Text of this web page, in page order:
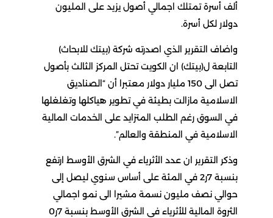
ألف أسرة تمتلك اجمالي أصول يزيد على المليون
دولار لكل أسرة.
واضاف التقرير الذي اصدرته شركة (بيتك للابحاث)
التابعة ل(بيتك) ان الكويت تحتل المركز الثالث بأصول
تصل الى 150 مليار دولار معتبرا أن “الصناديق
الاسلامية مازالت بطيئة في تطوير هياكلها وتغلغلها
في السوق رغم الطلب المتزايد على الخدمات المالية
الاسلامية في المنطقة والعالم”.
وذكر التقرير ان عدد الأثرياء في الشرق الأوسط ارتفع
بنسبة 7ر2 في المئة على أساس سنوي ليصل إلى
حوالي نصف مليون نسمة مشيرا الى نمو اجمالي
الثروة المالية للأثرياء في الشرق الأوسط بنسبة 7ر0